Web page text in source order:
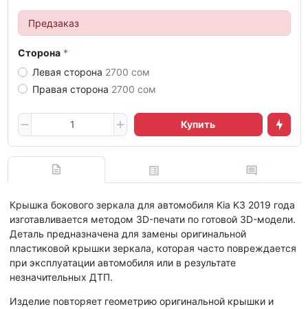
Предзаказ
Сторона
Левая сторона 2700 сом
Правая сторона 2700 сом
Купить
Крышка бокового зеркала для автомобиля Kia K3 2019 года
изготавливается методом 3D-печати по готовой 3D-модели.
Деталь предназначена для замены оригинальной
пластиковой крышки зеркала, которая часто повреждается
при эксплуатации автомобиля или в результате
незначительных ДТП.
Изделие повторяет геометрию оригинальной крышки и